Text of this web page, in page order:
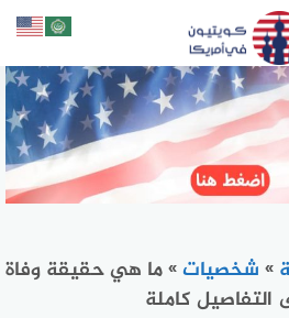
» شخصيات»ما هي حقيقة وفاة
كاملة